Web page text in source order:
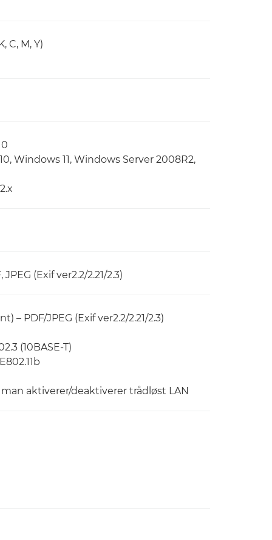
C, M, Y)
Windows 11, Windows Server 2008R2,
JPEG (Exif ver2.2/2.21/2.3)
PDF/JPEG (Exif ver2.2/2.21/2.3)
(10BASE-T)
aktiverer/deaktiverer trådløst LAN